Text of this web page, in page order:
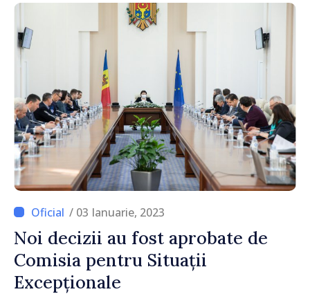
/ 03 Ianuarie, 2023
Noi decizii au fost aprobate de
Comisia pentru Situații
Excepționale